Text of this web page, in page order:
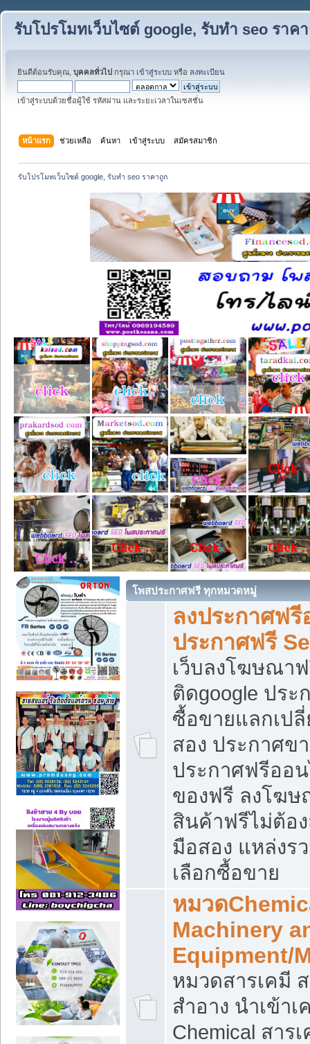
รับโปรโมทเว็บไซต์ google, รับทำ seo ราค
ยินดีต้อนรับคุณ, บุคคลทั่วไป กรุณา เข้าสู่ระบบ หรือ ลงทะเบียน
เข้าสู่ระบบด้วยชื่อผู้ใช้ รหัสผ่าน และระยะเวลาในเซสชั่น
หน้าแรก ช่วยเหลือ ค้นหา เข้าสู่ระบบ สมัครสมาชิก
รับโปรโมทเว็บไซต์ google, รับทำ seo ราคาถูก
โพสประกาศฟรี ทุกหมวดหมู่
ลงประกาศฟ
ประกาศฟรี
เว็บลงโฆษณา
ติดgoogle ปร
ซื้อขายแลกเป
สอง ประกาศข
ประกาศฟรีออ
ของฟรี ลงโฆ
สินค้าฟรีไม่ต้อ
มือสอง แหล่งร
เลือกซื้อขาย
หมวด
Machinery
Equipment/
หมวดสารเคมี
สำอาง นำเข้
Chemical สาร